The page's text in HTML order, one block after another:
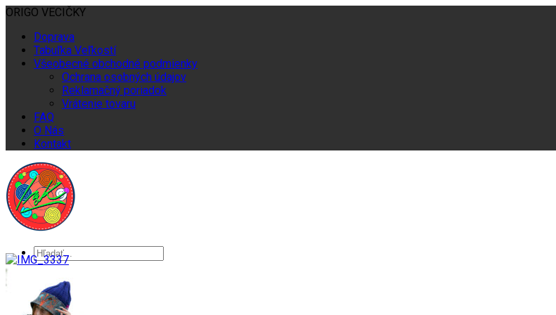
ORIGO VECIČKY
Doprava
Tabuľka Veľkostí
Všeobecné obchodné podmienky
Ochrana osobných údajov
Reklamačný poriadok
Vrátenie tovaru
FAQ
O Nás
Kontakt
Domov
Ženy
Ingk